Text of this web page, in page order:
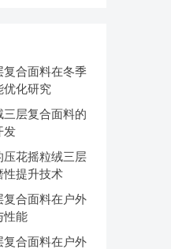
合面料在冬季
优化研究
层复合面料的
发
花摇粒绒三层
性提升技术
合面料在户外
性能
合面料在户外